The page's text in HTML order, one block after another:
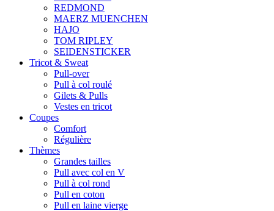
REDMOND
MAERZ MUENCHEN
HAJO
TOM RIPLEY
SEIDENSTICKER
Tricot & Sweat
Pull-over
Pull à col roulé
Gilets & Pulls
Vestes en tricot
Coupes
Comfort
Régulière
Thèmes
Grandes tailles
Pull avec col en V
Pull à col rond
Pull en coton
Pull en laine vierge